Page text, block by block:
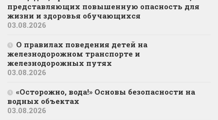
представляющих повышенную опасность для
жизни и здоровья обучающихся
03.08.2026
О правилах поведения детей на
железнодорожном транспорте и
железнодорожных путях
03.08.2026
«Осторожно, вода!» Основы безопасности на
водных объектах
03.08.2026